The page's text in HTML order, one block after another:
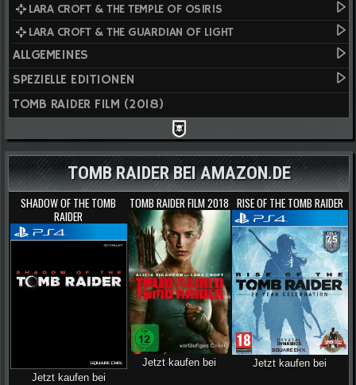
LARA CROFT & THE TEMPLE OF OSIRIS
LARA CROFT & THE GUARDIAN OF LIGHT
ALLGEMEINES
SPEZIELLE EDITIONEN
TOMB RAIDER FILM (2018)
TOMB RAIDER BEI AMAZON.DE
SHADOW OF THE TOMB
RAIDER
Jetzt kaufen bei
TOMB RAIDER FILM 2018
Jetzt kaufen bei
RISE OF THE TOMB RAIDER
Jetzt kaufen bei